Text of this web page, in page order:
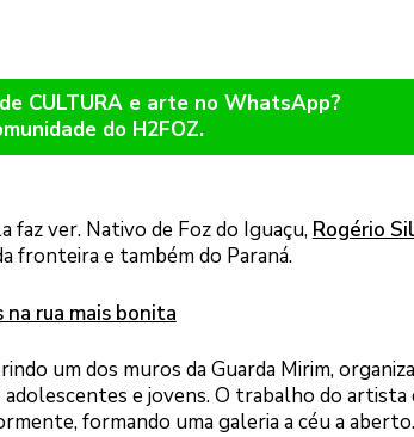
CULTURA e arte no WhatsApp?
do H2FOZ.
faz ver. Nativo de Foz do Iguaçu, Rogério
fronteira e também do Paraná.
rua mais bonita
um dos muros da Guarda Mirim,
e jovens. O trabalho do artista
formando uma galeria a céu a aberto.